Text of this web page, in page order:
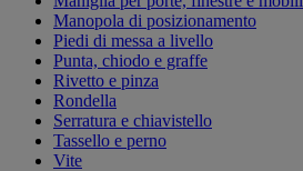
Manopola di posizionamento
Piedi di messa a livello
Punta, chiodo e graffe
Rivetto e pinza
Rondella
Serratura e chiavistello
Tassello e perno
Vite